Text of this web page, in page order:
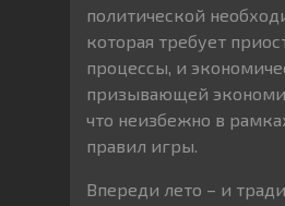
политической
которая требует
процессы, и
призывающей
что неизбежно в
правил игры.
Впереди лето – и